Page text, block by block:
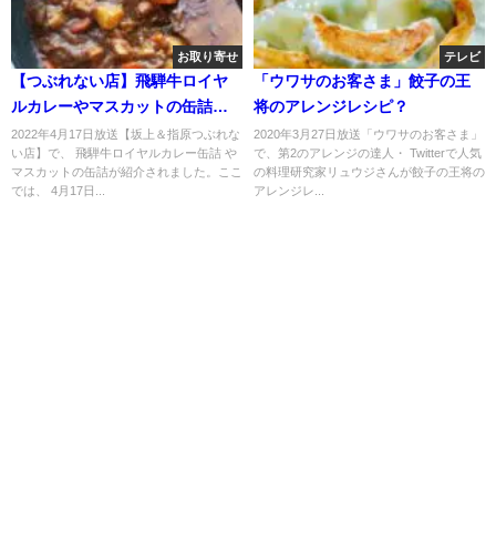
お取り寄せ
【つぶれない店】飛騨牛ロイヤ
ルカレーやマスカットの缶詰の
お取り寄せ！4月17日
2022年4月17日放送【坂上＆指原つぶれな
い店】で、 飛騨牛ロイヤルカレー缶詰 や
マスカットの缶詰が紹介されました。ここ
では、 4月17日...
テレビ
「ウワサのお客さま」餃子の王
将のアレンジレシピ？
2020年3月27日放送「ウワサのお客さま」
で、第2のアレンジの達人・ Twitterで人気
の料理研究家リュウジさんが餃子の王将の
アレンジレ...